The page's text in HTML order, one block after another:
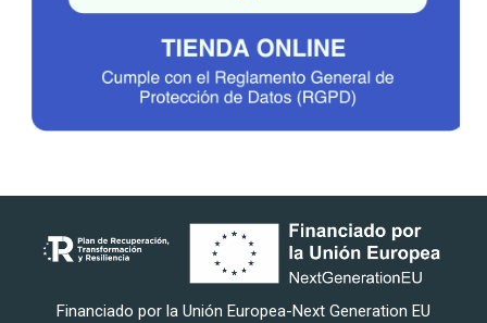
Financiado por la Unión Europea-Next Generation EU